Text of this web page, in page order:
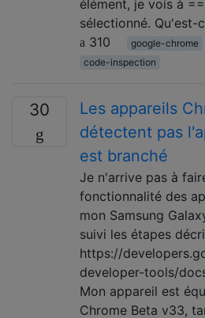
élément, je vois à
sélectionné. Qu'est-
310
google-chrome
code-inspection
30
Les appareils
détectent pas
est branché
Je n'arrive pas à
fonctionnalité des
mon Samsung
suivi les étapes
https://
developer-tools/
Mon appareil est
Chrome Beta v33,